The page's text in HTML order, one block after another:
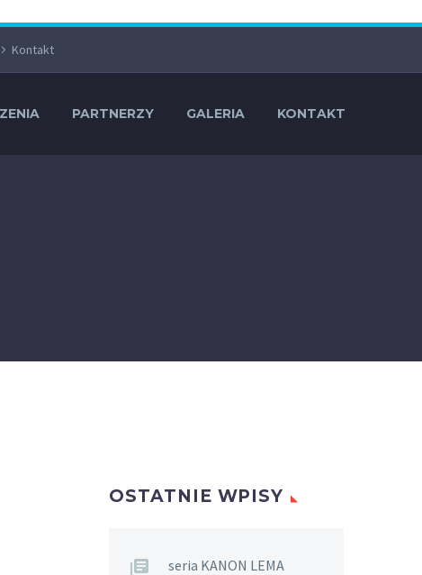
Kontakt
PARTNERZY GALERIA KONTAKT
OSTATNIE WPISY
seria KANON LEMA